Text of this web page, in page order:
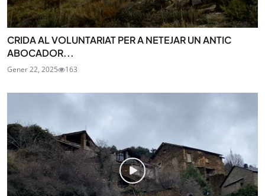
CRIDA AL VOLUNTARIAT PER A NETEJAR UN ANTIC
ABOCADOR...
Gener 22, 2025 163